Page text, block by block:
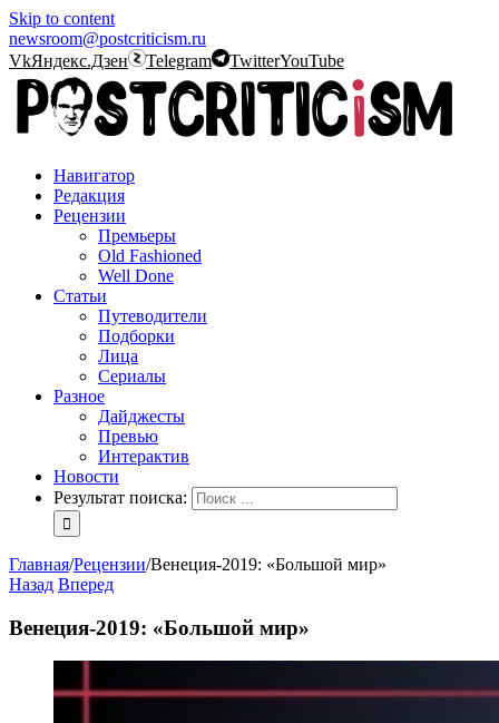
Skip to content
newsroom@postcriticism.ru
VkЯндекс.Дзен Telegram TwitterYouTube
Навигатор
Редакция
Рецензии
Премьеры
Old Fashioned
Well Done
Статьи
Путеводители
Подборки
Лица
Сериалы
Разное
Дайджесты
Превью
Интерактив
Новости
Результат поиска:
Главная/Рецензии/Венеция-2019: «Большой мир»
Назад Вперед
Венеция-2019: «Большой мир»